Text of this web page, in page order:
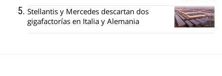
Stellantis y Mercedes descartan dos
gigafactorías en Italia y Alemania